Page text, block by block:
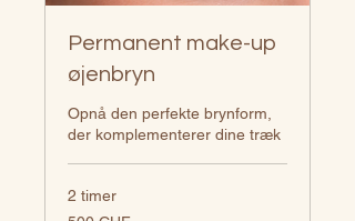
Permanent make-up
øjenbryn
Opnå den perfekte brynform,
der komplementerer dine træk
2 timer
500